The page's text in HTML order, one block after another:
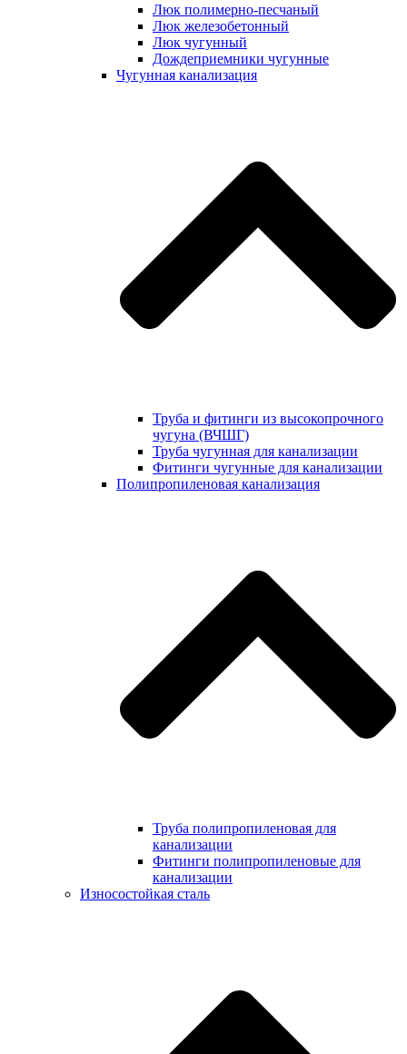
Люк полимерно-песчаный
Люк железобетонный
Люк чугунный
Дождеприемники чугунные
Чугунная канализация
Труба и фитинги из высокопрочного
чугуна (ВЧШГ)
Труба чугунная для канализации
Фитинги чугунные для канализации
Полипропиленовая канализация
Труба полипропиленовая для
канализации
Фитинги полипропиленовые для
канализации
Износостойкая сталь